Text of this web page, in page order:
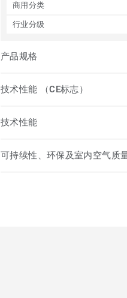
商用分类
行业分级
产品规格
技术性能 （CE标志）
技术性能
可持续性、环保及室内空气质